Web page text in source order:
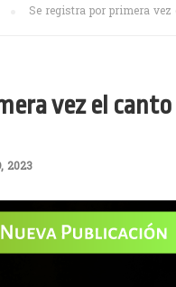
Se registra por primera vez
vez el
2023